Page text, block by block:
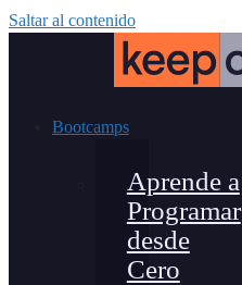
Saltar al contenido
Bootcamps
Aprende a
Programar
desde
Cero